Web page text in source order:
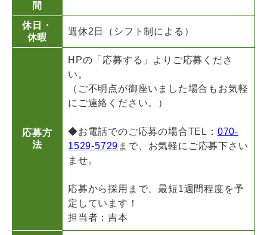
間
休日・
休暇
週休2日（シフト制による）
応募方
法
HPの「応募する」よりご応募くださ
い。
（ご不明点が御座いました場合もお気軽
にご連絡ください。）
◆お電話でのご応募の場合TEL： 070-
1529-5729 まで、お気軽にご応募下さい
ませ。
応募から採用まで、最短1週間程度を予
定しています！
担当者：吉本